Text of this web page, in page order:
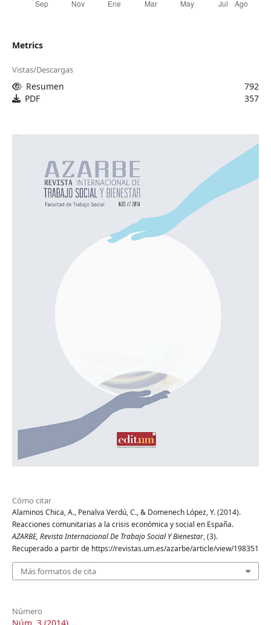
Metrics
Vistas/Descargas
Resumen
792
PDF
357
Cómo citar
Alaminos Chica, A., Penalva Verdú, C., & Domenech López, Y. (2014).
Reacciones comunitarias a la crisis económica y social en España.
AZARBE, Revista Internacional De Trabajo Social Y Bienestar, (3).
Recuperado a partir de https://revistas.um.es/azarbe/article/view/198351
Más formatos de cita
Número